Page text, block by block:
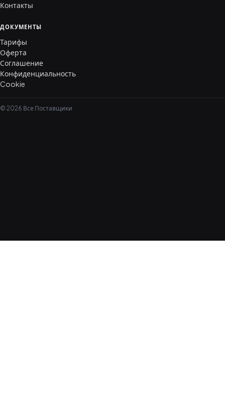
Контакты
ДОКУМЕНТЫ
Тарифы
Оферта
Соглашение
Конфиденциальность
Cookie
© 2026 Все Поставщики